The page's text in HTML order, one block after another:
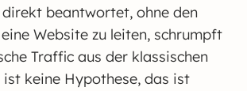
beantwortet, ohne den
Website zu leiten, schrumpft
Traffic aus der klassischen
ist keine Hypothese, das ist